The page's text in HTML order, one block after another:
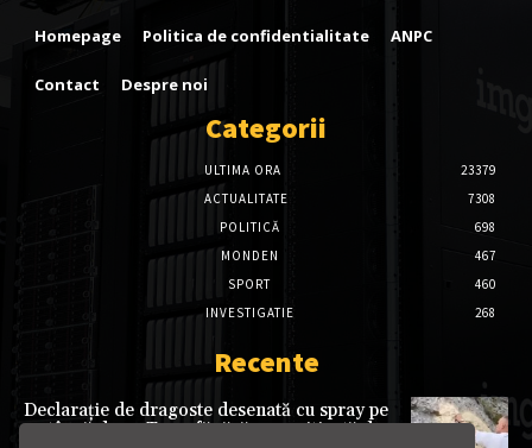
Homepage Politica de confidentialitate ANPC
Contact Despre noi
Categorii
ULTIMA ORA
23379
ACTUALITATE
7308
POLITICĂ
698
MONDEN
467
SPORT
460
INVESTIGATIE
268
Recente
Declarație de dragoste desenată cu spray pe
o stâncă de pe Transfăgărășan, criticată dur.